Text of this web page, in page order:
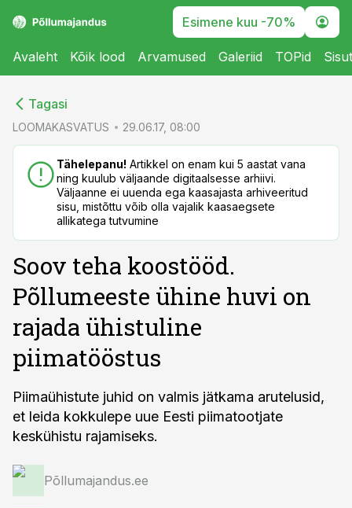
Esimene kuu -70%
Avaleht Kõik lood Arvamused Galeriid TOPid
Tagasi
LOOMAKASVATUS 29.06.17, 08:00
Tähelepanu! Artikkel on enam kui 5 aastat vana
ning kuulub väljaande digitaalsesse arhiivi.
Väljaanne ei uuenda ega kaasajasta arhiveeritud
sisu, mistõttu võib olla vajalik kaasaegsete
allikatega tutvumine
Soov teha koostööd.
Põllumeeste ühine huvi on
rajada ühistuline
piimatööstus
Piimaühistute juhid on valmis jätkama arutelusid,
et leida kokkulepe uue Eesti piimatootjate
keskühistu rajamiseks.
Põllumajandus.ee